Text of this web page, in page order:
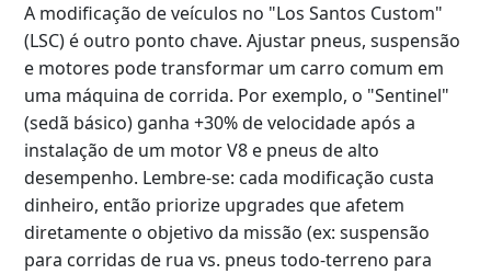
A modificação de veículos no "Los Santos Custom"
(LSC) é outro ponto chave. Ajustar pneus, suspensão
e motores pode transformar um carro comum em
uma máquina de corrida. Por exemplo, o "Sentinel"
(sedã básico) ganha +30% de velocidade após a
instalação de um motor V8 e pneus de alto
desempenho. Lembre-se: cada modificação custa
dinheiro, então priorize upgrades que afetem
diretamente o objetivo da missão (ex: suspensão
para corridas de rua vs. pneus todo-terreno para